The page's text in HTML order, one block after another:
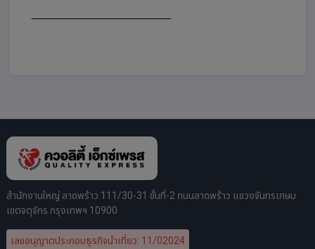
สำนักงานใหญ่ ลาดพร้าว 111/30-31 ชั้นที่-2 ถนนลาดพร้าว แขวงจันทรเกษม
เขตจตุจักร กรุงเทพฯ 10900
เลขอนุญาตประกอบธุรกิจนำเที่ยว: 11/02024